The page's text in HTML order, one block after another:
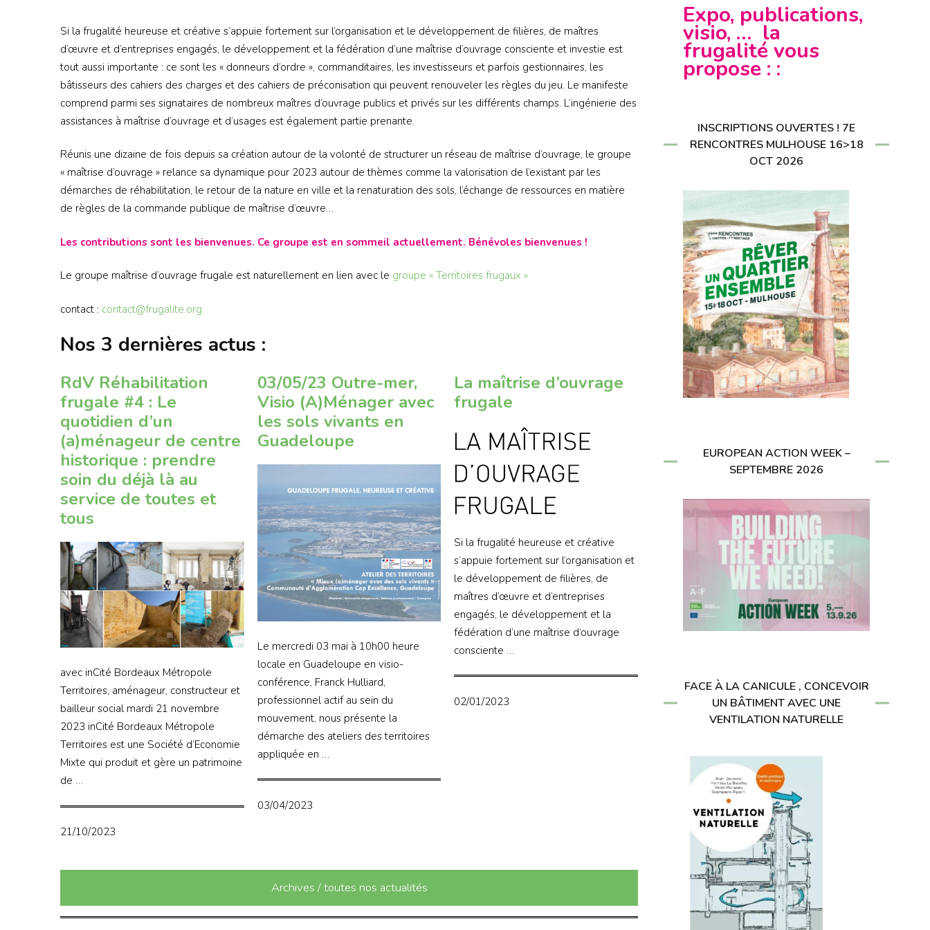
Si la frugalité heureuse et créative s’appuie fortement sur l’organisation et le développement de filières, de maîtres
d’œuvre et d’entreprises engagés, le développement et la fédération d’une maîtrise d’ouvrage consciente et investie est
tout aussi importante : ce sont les « donneurs d’ordre », commanditaires, les investisseurs et parfois gestionnaires, les
bâtisseurs des cahiers des charges et des cahiers de préconisation qui peuvent renouveler les règles du jeu. Le manifeste
comprend parmi ses signataires de nombreux maîtres d’ouvrage publics et privés sur les différents champs. L’ingénierie des
assistances à maîtrise d’ouvrage et d’usages est également partie prenante.
Réunis une dizaine de fois depuis sa création autour de la volonté de structurer un réseau de maîtrise d’ouvrage, le groupe
« maîtrise d’ouvrage » relance sa dynamique pour 2023 autour de thèmes comme la valorisation de l’existant par les
démarches de réhabilitation, le retour de la nature en ville et la renaturation des sols, l’échange de ressources en matière
de règles de la commande publique de maîtrise d’œuvre…
Les contributions sont les bienvenues. Ce groupe est en sommeil actuellement. Bénévoles bienvenues !
Le groupe maîtrise d’ouvrage frugale est naturellement en lien avec le groupe « Territoires frugaux »
contact : contact@frugalite.org
Nos 3 dernières actus :
RdV Réhabilitation
frugale #4 : Le
quotidien d’un
(a)ménageur de centre
historique : prendre
soin du déjà là au
service de toutes et
tous
avec inCité Bordeaux Métropole
Territoires, aménageur, constructeur et
bailleur social mardi 21 novembre
2023 inCité Bordeaux Métropole
Territoires est une Société d’Economie
Mixte qui produit et gère un patrimoine
de …
21/10/2023
03/05/23 Outre-mer,
Visio (A)Ménager avec
les sols vivants en
Guadeloupe
Le mercredi 03 mai à 10h00 heure
locale en Guadeloupe en visio-
conférence, Franck Hulliard,
professionnel actif au sein du
mouvement, nous présente la
démarche des ateliers des territoires
appliquée en …
03/04/2023
La maîtrise d’ouvrage
frugale
Si la frugalité heureuse et créative
s’appuie fortement sur l’organisation et
le développement de filières, de
maîtres d’œuvre et d’entreprises
engagés, le développement et la
fédération d’une maîtrise d’ouvrage
consciente …
02/01/2023
Archives / toutes nos actualités
Expo, publications,
visio, … la
frugalité vous
propose : :
INSCRIPTIONS OUVERTES ! 7E
RENCONTRES MULHOUSE 16>18
OCT 2026
EUROPEAN ACTION WEEK –
SEPTEMBRE 2026
FACE À LA CANICULE , CONCEVOIR
UN BÂTIMENT AVEC UNE
VENTILATION NATURELLE